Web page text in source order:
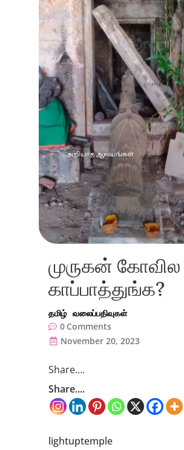
முருகன் கோவில
காப்பாத்துங்க?
தமிழ் வலைப்பதிவுகள்
0 Comments
November 20, 2023
Share….
Share....
lightuptemple